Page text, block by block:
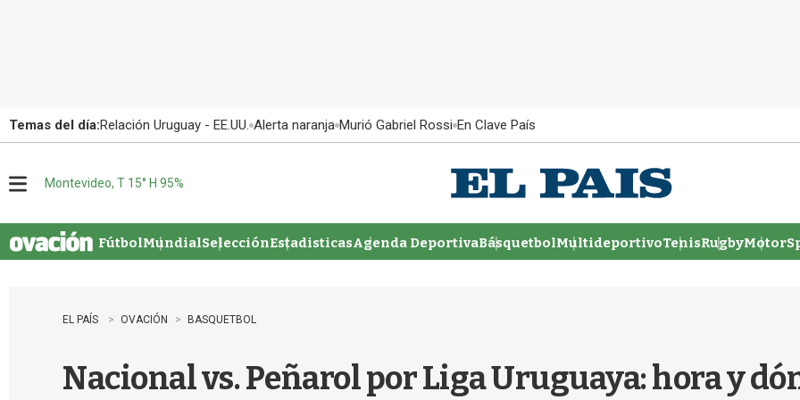
Temas del día:Relación Uruguay - EE.UU. Alerta naranja Murió Gabriel Rossi En Clave País
u
Montevideo, T 15° H 95%
FútbolMundialSelecciónEstadisticasAgenda DeportivaBásquetbolMultideportivoTenisRugby
EL PAÍS OVACIÓN BASQUETBOL
Nacional vs. Peñarol por Liga Uruguaya: hora y